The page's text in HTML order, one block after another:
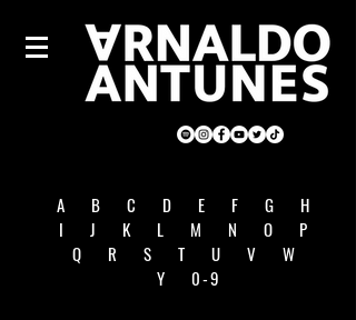
A B C D E F G
H
I
J K L M N O
P
Q
R S T U V
W
Y
0-9